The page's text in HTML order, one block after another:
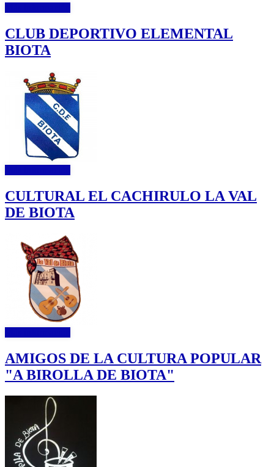
CLUB DEPORTIVO ELEMENTAL
BIOTA
CULTURAL EL CACHIRULO LA VAL
DE BIOTA
AMIGOS DE LA CULTURA POPULAR
"A BIROLLA DE BIOTA"